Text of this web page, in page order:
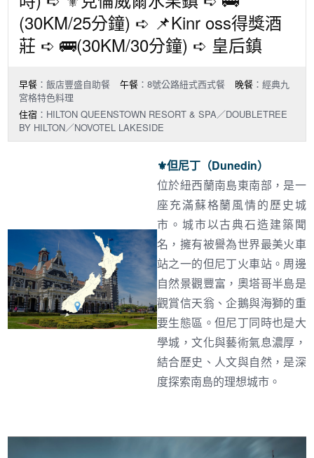
(30KM/25分鐘) ➪ 📌Kinr oss得獎酒
莊 ➪ 🚌(30KM/30分鐘) ➪ 皇后鎮
早餐 ：飯店豐盛自助餐 午餐 ：8號公路紐式西式餐 晚餐 ：經典九
宮格特色料理
住宿 ：HILTON QUEENSTOWN RESORT & SPA／DOUBLETREE
BY HILTON／NOVOTEL LAKESIDE
⚜︎但尼丁（Dunedin）
位於紐西蘭南島東南部，是一
座充滿蘇格蘭風情的歷史城
市。城市以古典石造建築聞
名，擁有被譽為世界最美火車
站之一的但尼丁火車站。周邊
自然景觀豐富，奧塔哥半島是
觀賞信天翁、企鵝與海獅的重
要生態區。但尼丁同時也是大
學城，文化與藝術氣息濃厚，
結合歷史、人文與自然，是深
度探索南島的理想城市。